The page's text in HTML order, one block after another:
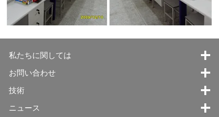
私たちに関しては
お問い合わせ
技術
ニュース